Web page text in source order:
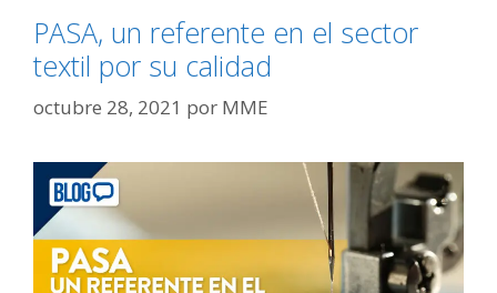
PASA, un referente en el sector
textil por su calidad
octubre 28, 2021 por MME